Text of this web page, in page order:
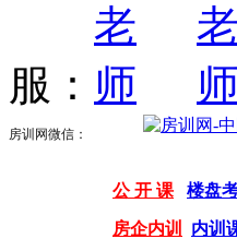
服：
房训网微信：
公 开 课 楼盘
房企内训 内训